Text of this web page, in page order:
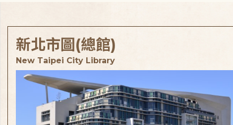
新北市圖(總館)
New Taipei City Library